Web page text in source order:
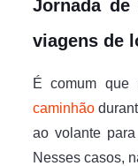
Jornada
viagens de
É comum que
caminhão
ao volante
Nesses casos,